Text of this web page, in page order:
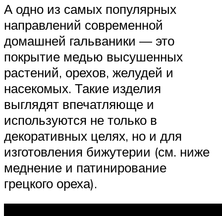
А одно из самых популярных
направлений современной
домашней гальваники — это
покрытие медью высушенных
растений, орехов, желудей и
насекомых. Такие изделия
выглядят впечатляюще и
используются не только в
декоративных целях, но и для
изготовления бижутерии (см. ниже
меднение и патинирование
грецкого ореха).